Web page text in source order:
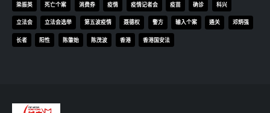
梁振英 死亡个案 消费券 疫情 疫情记者会 疫苗 确诊 科兴
立法会 立法会选举 第五波疫情 聂德权 警方 输入个案 通关 邓炳强
长者 阳性 陈肇始 陈茂波 香港 香港国安法